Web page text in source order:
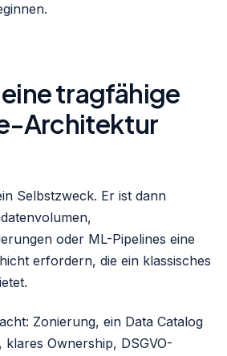
eine tragfähige
Architektur
Selbstzweck. Er ist dann
oder ML-Pipelines eine
erfordern, die ein klassisches
Zonierung, ein Data Catalog
Ownership, DSGVO-